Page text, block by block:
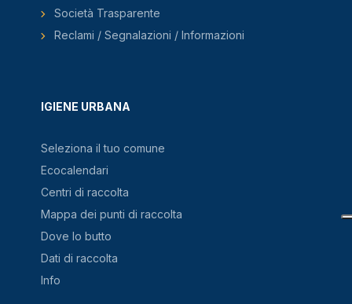
IGIENE URBANA
Seleziona il tuo comune
Ecocalendari
Centri di raccolta
Mappa dei punti di raccolta
Dove lo butto
Dati di raccolta
Info
Società Trasparente
Reclami / Segnalazioni / Informazioni